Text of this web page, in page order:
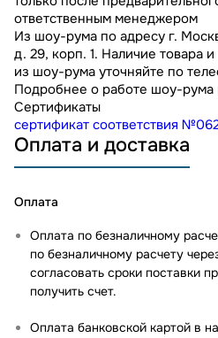
ответственным менеджером
Из шоу-рума по адресу г.
д. 29, корп. 1. Наличие товара
из шоу-рума уточняйте по
Подробнее о работе шоу-рума
Сертификаты
сертификат соответствия
Оплата и доставка
Оплата
Оплата по безналичному
по безналичному расчету
согласовать сроки поставки
получить счет.
Оплата банковской картой в